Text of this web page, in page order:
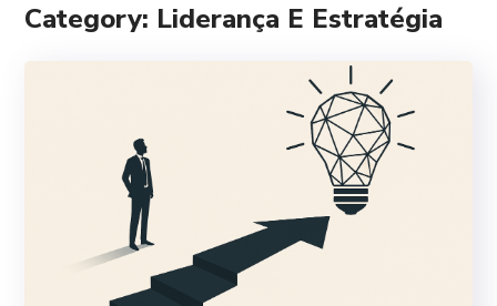
Category: Liderança E Estratégia